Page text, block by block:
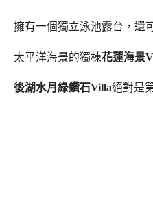
擁有一個獨立泳池露台，還
太平洋海景的獨棟花蓮海景
後湖水月綠鑽石Villa絕對是